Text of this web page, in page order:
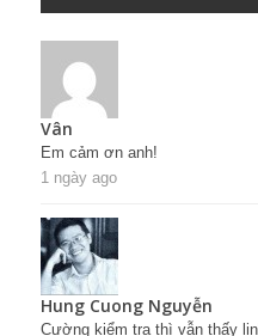
Vân
Em cảm ơn anh!
1 ngày ago
Hung Cuong Nguyễn
Cường kiểm tra thì vẫn thấy